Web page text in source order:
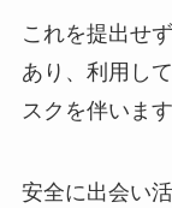
これを提出せ
あり、利用し
スクを伴います
安全に出会い